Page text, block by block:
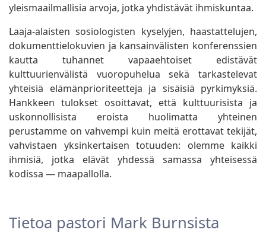
yleismaailmallisia arvoja, jotka yhdistävät ihmiskuntaa.
Laaja-alaisten sosiologisten kyselyjen, haastattelujen,
dokumenttielokuvien ja kansainvälisten konferenssien
kautta tuhannet vapaaehtoiset edistävät
kulttuurienvälistä vuoropuhelua sekä tarkastelevat
yhteisiä elämänprioriteetteja ja sisäisiä pyrkimyksiä.
Hankkeen tulokset osoittavat, että kulttuurisista ja
uskonnollisista eroista huolimatta yhteinen
perustamme on vahvempi kuin meitä erottavat tekijät,
vahvistaen yksinkertaisen totuuden: olemme kaikki
ihmisiä, jotka elävät yhdessä samassa yhteisessä
kodissa — maapallolla.
Tietoa pastori Mark Burnsista